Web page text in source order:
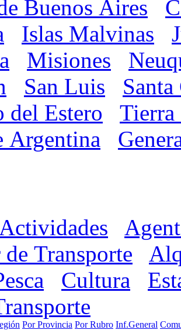
Buenos Aires
Islas Malvinas
Misiones
San Luis
del Estero
Tierra
Argentina
Actividades
Transporte
Cultura
Por Provincia Por Rubro Inf.General